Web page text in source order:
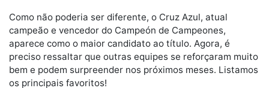
Como não poderia ser diferente, o Cruz Azul, atual
campeão e vencedor do Campeón de Campeones,
aparece como o maior candidato ao título. Agora, é
preciso ressaltar que outras equipes se reforçaram muito
bem e podem surpreender nos próximos meses. Listamos
os principais favoritos!